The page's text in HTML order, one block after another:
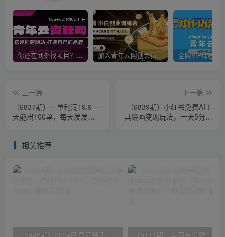
你还在到处找项目？还在当韭菜？我靠卖项目一个月收入5万+，曾经我也是个失败者。 加入青年云网创会员，全站资源免费学习。加入高级合伙人，推广日入1000+
上一篇
（6837期）一单利润19.9 一
天能出100单，每天发发图
下一篇
（6839期）小红书免费AI工
具绘画变现玩法，一天5分钟
相关推荐